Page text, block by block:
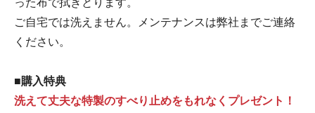
った布で拭きとります。
ご自宅では洗えません。メンテナンスは弊社までご連絡
ください。
■購入特典
洗えて丈夫な特製のすべり止めをもれなくプレゼント！